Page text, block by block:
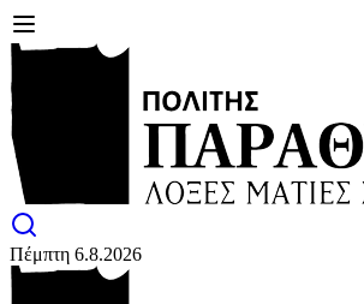
Πέμπτη 6.8.2026